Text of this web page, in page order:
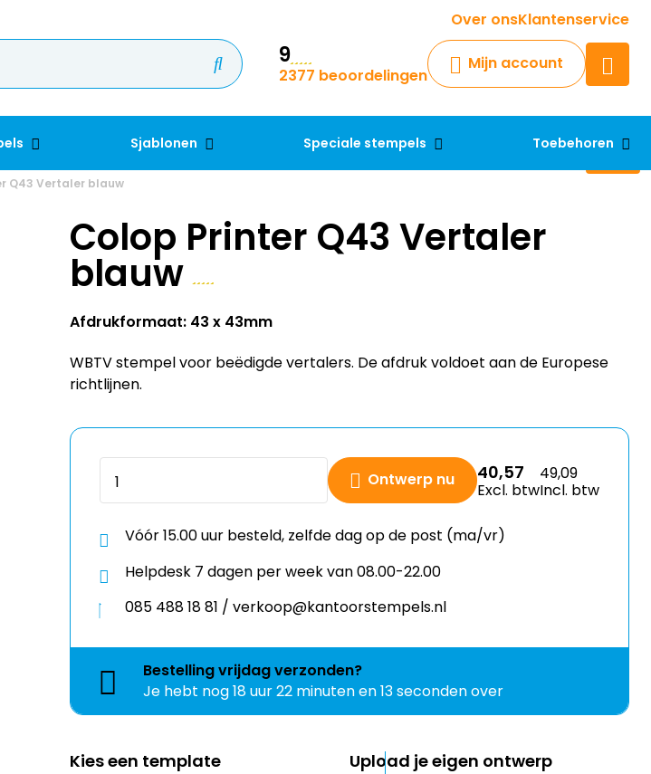
Over onsKlantenservice
9
2377 beoordelingen
Mijn account
Sjablonen Speciale stempels Toebehoren
Krijg een antwoord op uw vraag
Chatbot
Chat 24/7 met onze chatbot
Contact
Q43 Vertaler blauw
Colop Printer Q43 Vertaler
blauw
Afdrukformaat: 43 x 43mm
WBTV stempel voor beëdigde vertalers. De afdruk voldoet aan de Europese
richtlijnen.
Ontwerp nu 40,57
Excl. btw
49,09
Incl. btw
Vóór 15.00 uur besteld, zelfde dag op de post (ma/vr)
Helpdesk 7 dagen per week van 08.00-22.00
085 488 18 81 / verkoop@kantoorstempels.nl
Bestellingvrijdagverzonden?
Je hebt nog18 uur 22 minuten en 12 seconden over
Kies een template Upload je eigen ontwerp